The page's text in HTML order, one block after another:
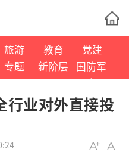
旅游 教育
党建
专题 新阶层
国防军
事
行业对外直接投